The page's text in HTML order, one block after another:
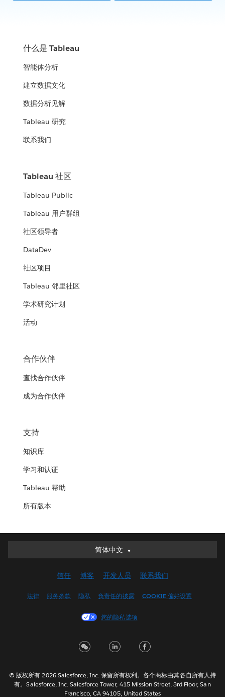
什么是 Tableau
智能体分析
建立数据文化
数据分析见解
Tableau 研究
联系我们
Tableau 社区
Tableau Public
Tableau 用户群组
社区领导者
DataDev
社区项目
Tableau 邻里社区
学术研究计划
活动
合作伙伴
查找合作伙伴
成为合作伙伴
支持
知识库
学习和认证
Tableau 帮助
所有版本
简体中文
简体中文
English (UK)
Français (Canada)
Italiano
한국어
Nederlands
信任 博客 开发人员 联系我们
法律 服务条款 隐私 负责任的披露 COOKIE 偏好设置
您的隐私选项
© 版权所有 2026 Salesforce, Inc. 保留所有权利。各个商标由其各自所有人持
有。Salesforce, Inc. Salesforce Tower, 415 Mission Street, 3rd Floor, San
Francisco, CA 94105, United States